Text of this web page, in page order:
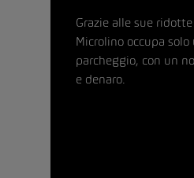
Grazie alle sue
Microlino occupa
parcheggio, con un
e denaro.